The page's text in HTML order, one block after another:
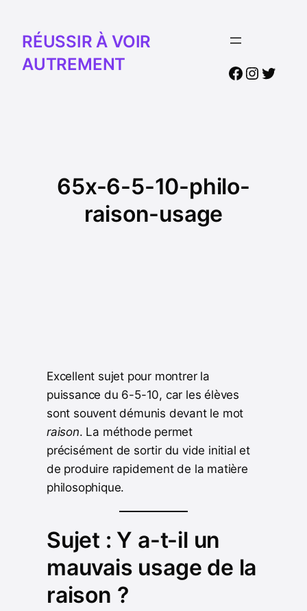
RÉUSSIR À VOIR
AUTREMENT
Facebook
65x-6-5-10-philo-
raison-usage
Excellent sujet pour montrer la
puissance du 6-5-10, car les élèves
sont souvent démunis devant le mot
raison. La méthode permet
précisément de sortir du vide initial et
de produire rapidement de la matière
philosophique.
Sujet : Y a-t-il un
mauvais usage de la
raison ?